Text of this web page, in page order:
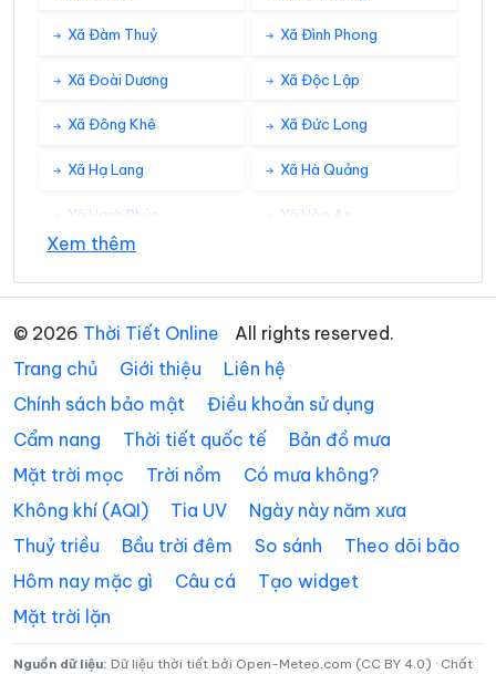
Xã Đàm Thuỷ Xã Đình Phong
Xã Đoài Dương Xã Độc Lập
Xã Đông Khê Xã Đức Long
Xã Hạ Lang Xã Hà Quảng
Xã Hạnh Phúc Xã Hòa An
Xã Lý Bôn
Xã Lý Quốc Xã Minh Khai
Xã Minh Tâm Xã Nam Quang
Xã Nam Tuấn Xã Nguyên Bình
Xã Phục Hòa Xã Quang Hán
Xã Quảng Lâm
Xã Quang Trung Xã Quảng Uyên
Xem thêm
© 2026 Thời Tiết Online
All rights reserved.
Trang chủ
Giới thiệu
Liên hệ
Chính sách bảo mật
Điều khoản sử dụng
Cẩm nang
Thời tiết quốc tế
Bản đồ mưa
Mặt trời mọc
Trời nồm
Có mưa không?
Không khí (AQI)
Tia UV
Ngày này năm xưa
Thuỷ triều
Bầu trời đêm So sánh
Theo dõi bão
Hôm nay mặc gì
Câu cá
Tạo widget
Mặt trời lặn
Nguồn dữ liệu: Dữ liệu thời tiết bởi Open-Meteo.com (CC BY 4.0) · Chất